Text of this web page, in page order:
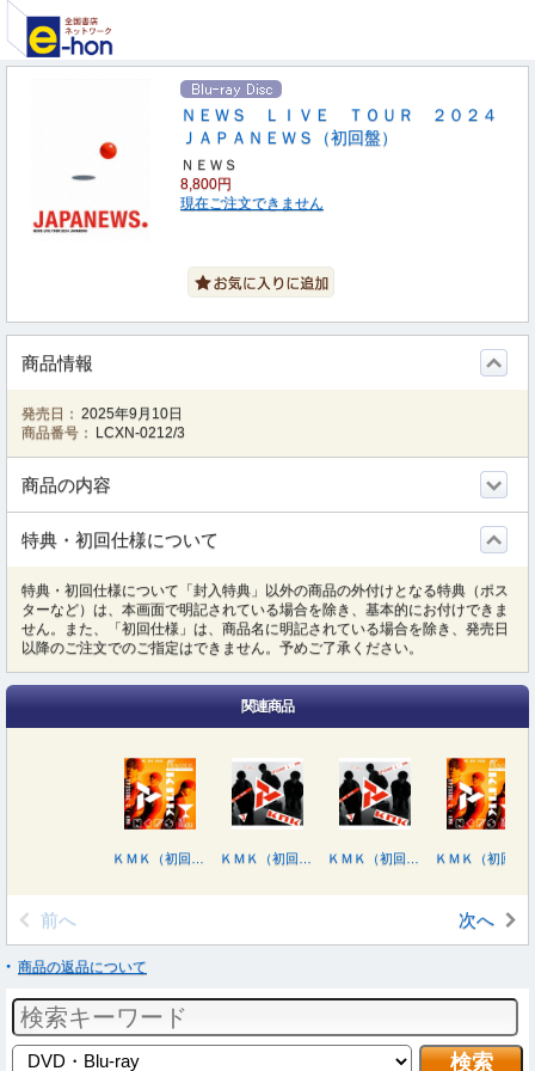
ＮＥＷＳ ＬＩＶＥ ＴＯＵＲ ２０２４
ＪＡＰＡＮＥＷＳ（初回盤）
ＮＥＷＳ
8,800円
現在ご注文できません
商品情報
発売日： 2025年9月10日
商品番号：
LCXN-0212/3
商品の内容
特典・初回仕様について
特典・初回仕様について「封入特典」以外の商品の外付けとなる特典（ポス
ターなど）は、本画面で明記されている場合を除き、基本的にお付けできま
せん。また、「初回仕様」は、商品名に明記されている場合を除き、発売日
以降のご注文でのご指定はできません。予めご了承ください。
関連商品
前へ 次へ
商品の返品について